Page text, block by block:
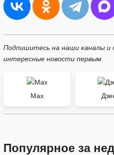
Подпишитесь на наши каналы и
интересные новости первым
Max
Популярное за